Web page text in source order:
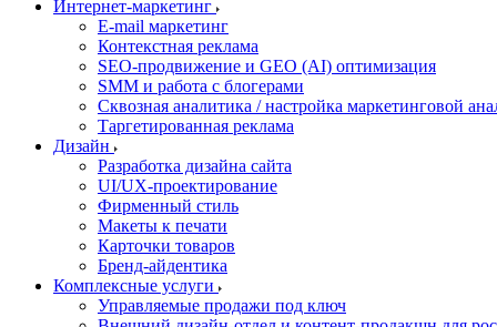
Интернет-маркетинг
E-mail маркетинг
Контекстная реклама
SEO-продвижение и GEO (AI) оптимизация
SMM и работа с блогерами
Сквозная аналитика / настройка маркетинговой
Таргетированная реклама
Дизайн
Разработка дизайна сайта
UI/UX-проектирование
Фирменный стиль
Макеты к печати
Карточки товаров
Бренд-айдентика
Комплексные услуги
Управляемые продажи под ключ